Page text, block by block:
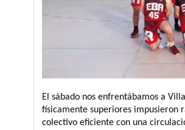
El sábado nos enfrentábamos a
físicamente superiores impusieron
colectivo eficiente con una